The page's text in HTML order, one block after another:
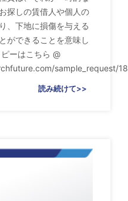
探しの賃借人や個人の
、下地に損傷を与える
ができることを意味し
ーはこちら @
sample_request/
読み続けて>>